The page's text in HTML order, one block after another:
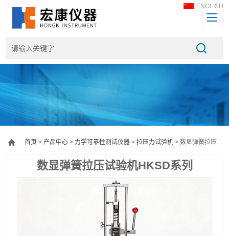
ENGLISH
首页 >产品中心 > 力学可靠性测试仪器 >拉压力试验机 > 数显弹簧拉压试验机HKSD系列
数显弹簧拉压试验机HKSD系列